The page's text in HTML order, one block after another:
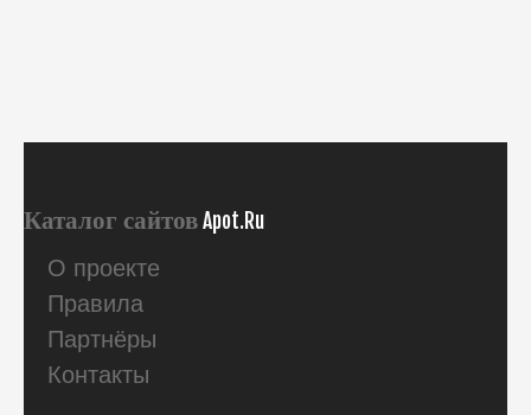
Каталог сайтовApot.Ru
О проекте
Правила
Партнёры
Контакты